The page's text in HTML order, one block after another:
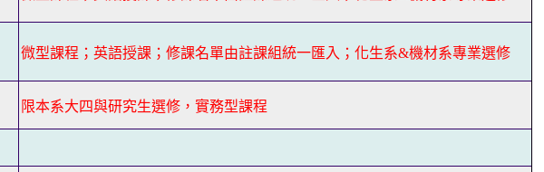
微型課程；英語授課；修課名單由註課組統一匯入；化生系&機材系專業選修
限本系大四與研究生選修，實務型課程